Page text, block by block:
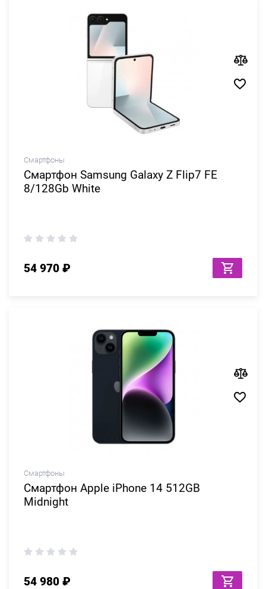
Смартфоны
Смартфон Samsung Galaxy Z Flip7 FE
8/128Gb White
54 970 ₽
Смартфоны
Смартфон Apple iPhone 14 512GB
Midnight
54 980 ₽